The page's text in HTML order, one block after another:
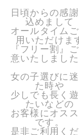
日頃からの感
込めまして
オールタイム
用いただけま
『フリー割』
意いたしまし
女の子選びに
た時や
少しでも長く
たいなどの
お客様にオス
です。
是非ご利用く